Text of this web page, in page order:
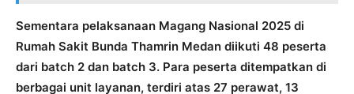
Sementara pelaksanaan Magang Nasional 2025 di
Rumah Sakit Bunda Thamrin Medan diikuti 48 peserta
dari batch 2 dan batch 3. Para peserta ditempatkan di
berbagai unit layanan, terdiri atas 27 perawat, 13